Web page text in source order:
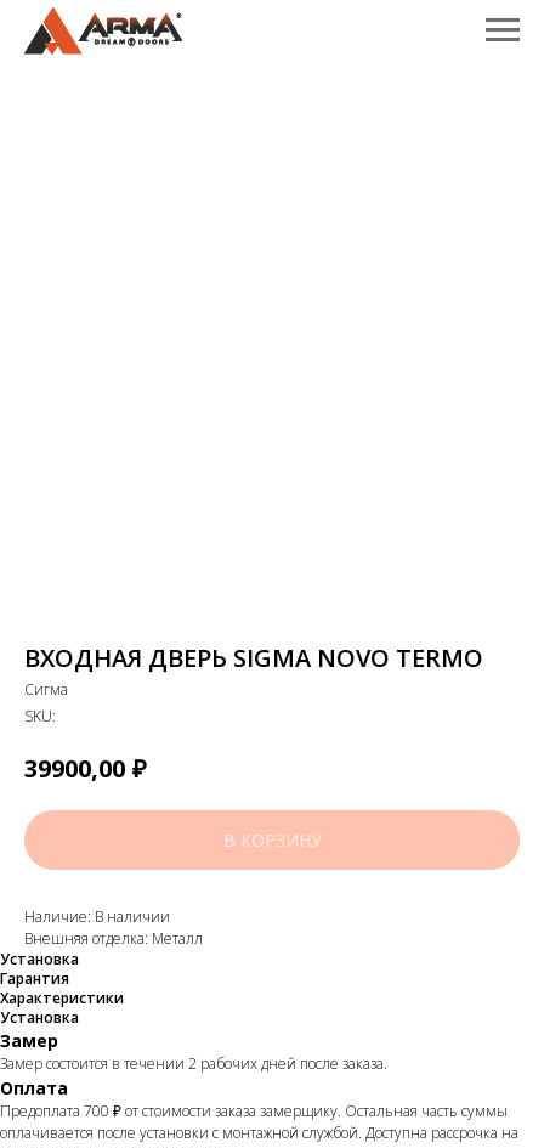
ВХОДНАЯ ДВЕРЬ SIGMA NOVO TERMO
Сигма
SKU:
39900,00 ₽
В КОРЗИНУ
Наличие: В наличии
Внешняя отделка: Металл
Установка
Гарантия
Характеристики
Установка
Замер
Замер состоится в течении 2 рабочих дней после заказа.
Оплата
Предоплата 700 ₽ от стоимости заказа замерщику. Остальная часть суммы
оплачивается после установки с монтажной службой. Доступна рассрочка на